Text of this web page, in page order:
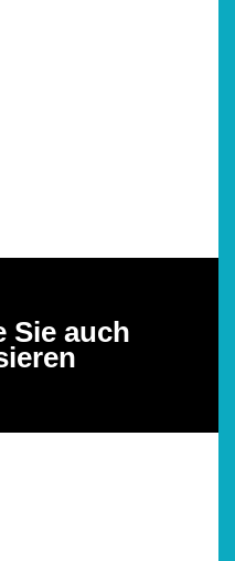
Sie auch